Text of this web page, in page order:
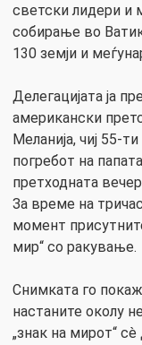
светски лидери и
собирање во
130 земји и
Делегацијата ја
американски
Меланија, чиј 55-
погребот на
претходната
За време на
момент
мир“ со ракување.
Снимката го
настаните околу
„знак на мирот“